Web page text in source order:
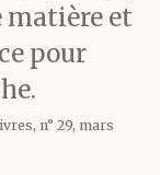
matière et
pour
n° 29, mars